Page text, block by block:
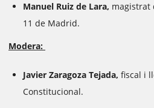
Manuel Ruiz de Lara, magistrat
11 de Madrid.
Modera:
Javier Zaragoza Tejada, fiscal i
Constitucional.